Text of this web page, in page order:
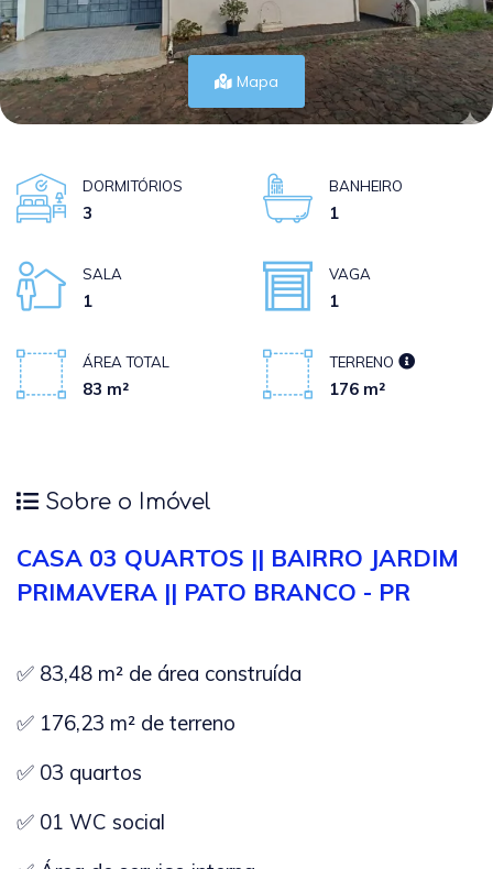
Mapa
DORMITÓRIOS
3
BANHEIRO
1
SALA
1
VAGA
1
ÁREA TOTAL
83 m²
TERRENO
176 m²
Sobre o Imóvel
CASA 03 QUARTOS || BAIRRO JARDIM
PRIMAVERA || PATO BRANCO - PR
✅ 83,48 m² de área construída
✅ 176,23 m² de terreno
✅ 03 quartos
✅ 01 WC social